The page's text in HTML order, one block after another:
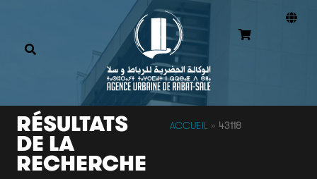
RÉSULTATS
DE LA
RECHERCHE
ACCUEIL » 43118